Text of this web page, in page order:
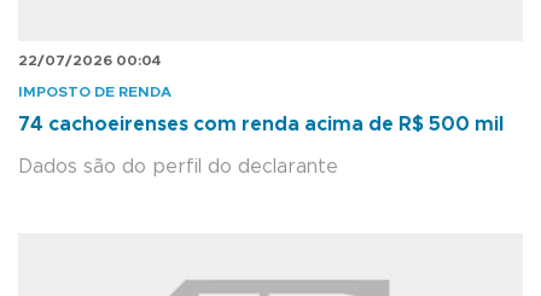
22/07/2026 00:04
IMPOSTO DE RENDA
74 cachoeirenses com renda acima de R$ 500 mil
Dados são do perfil do declarante